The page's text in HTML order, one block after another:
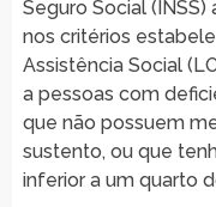
Seguro Social
nos critérios
Assistência Social
a pessoas com
que não possuem
sustento, ou que
inferior a um quarto